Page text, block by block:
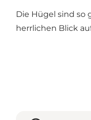
Die Hügel sind so
herrlichen Blick